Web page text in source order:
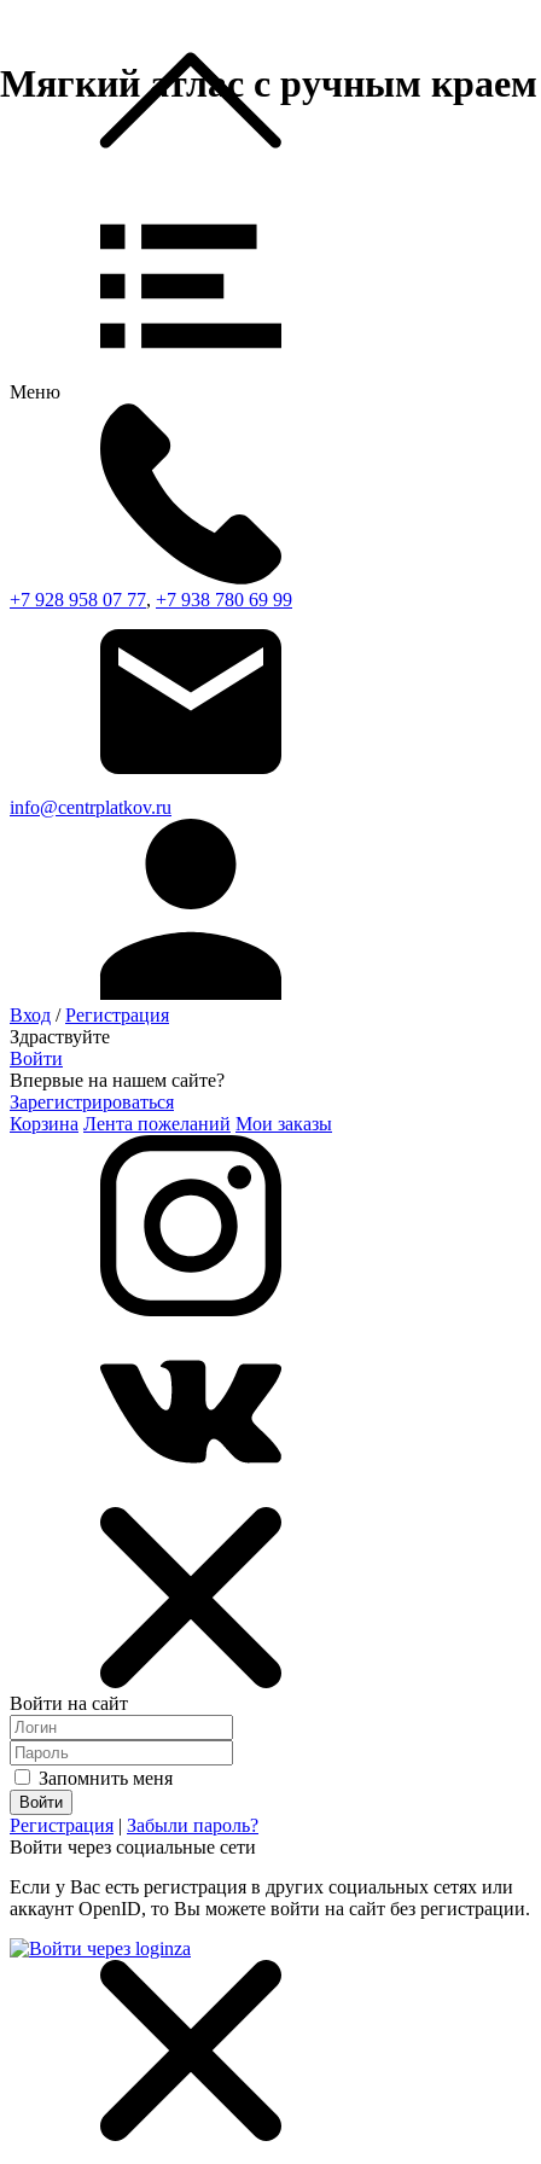
Меню
+7 928 958 07 77, +7 938 780 69 99
info@centrplatkov.ru
Вход /Регистрация
Здраствуйте
Войти
Впервые на нашем сайте?
Зарегистрироваться
Корзина Лента пожеланий Мои заказы
Войти на сайт
Запомнить меня
Регистрация | Забыли пароль?
Войти через социальные сети
Если у Вас есть регистрация в других социальных сетях или
аккаунт OpenID, то Вы можете войти на сайт без регистрации.
Мягкий атлас с ручным краем